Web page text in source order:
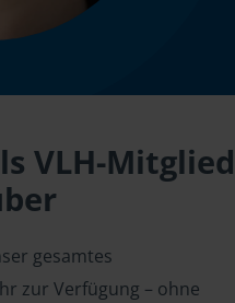
VLH-Mitglied
gesamtes
zur Verfügung – ohne